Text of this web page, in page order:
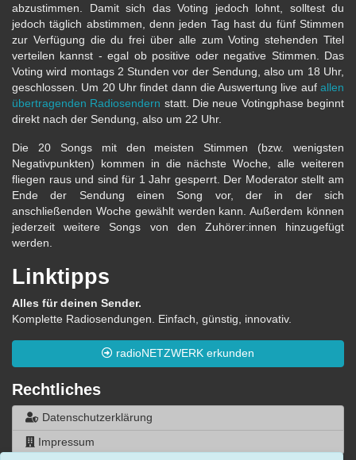
abzustimmen. Damit sich das Voting jedoch lohnt, solltest du
jedoch täglich abstimmen, denn jeden Tag hast du fünf Stimmen
zur Verfügung die du frei über alle zum Voting stehenden Titel
verteilen kannst - egal ob positive oder negative Stimmen. Das
Voting wird montags 2 Stunden vor der Sendung, also um 18 Uhr,
geschlossen. Um 20 Uhr findet dann die Auswertung live auf allen
übertragenden Radiosendern statt. Die neue Votingphase beginnt
direkt nach der Sendung, also um 22 Uhr.
Die 20 Songs mit den meisten Stimmen (bzw. wenigsten
Negativpunkten) kommen in die nächste Woche, alle weiteren
fliegen raus und sind für 1 Jahr gesperrt. Der Moderator stellt am
Ende der Sendung einen Song vor, der in der sich
anschließenden Woche gewählt werden kann. Außerdem können
jederzeit weitere Songs von den Zuhörer:innen hinzugefügt
werden.
Linktipps
Alles für deinen Sender.
Komplette Radiosendungen. Einfach, günstig, innovativ.
radioNETZWERK erkunden
Rechtliches
Datenschutzerklärung
Impressum